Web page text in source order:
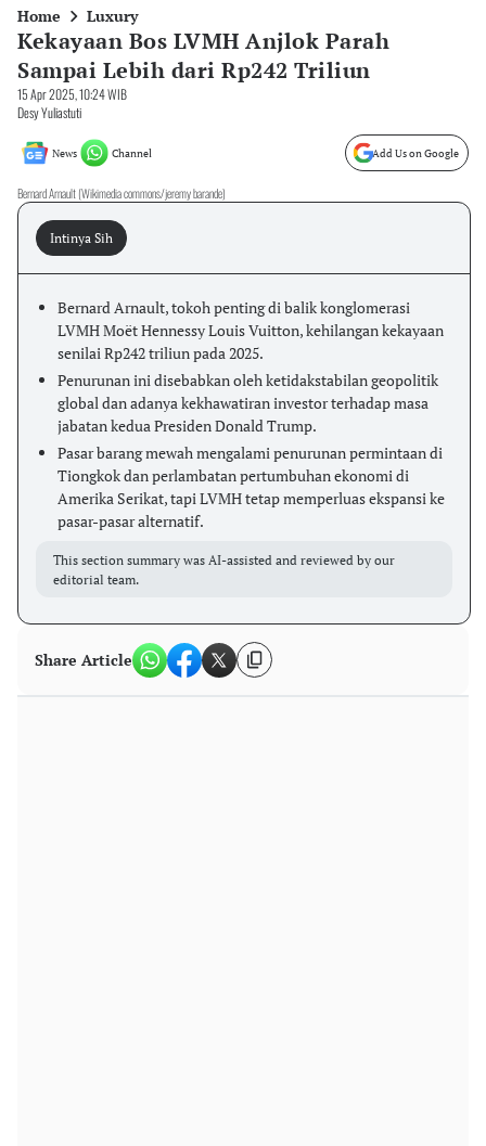
Home Luxury
Kekayaan Bos LVMH Anjlok Parah
Sampai Lebih dari Rp242 Triliun
15 Apr 2025, 10:24 WIB
Desy Yuliastuti
News Channel Add Us on Google
Bernard Arnault (Wikimedia commons/jeremy barande)
Intinya Sih
Bernard Arnault, tokoh penting di balik konglomerasi
LVMH Moët Hennessy Louis Vuitton, kehilangan kekayaan
senilai Rp242 triliun pada 2025.
Penurunan ini disebabkan oleh ketidakstabilan geopolitik
global dan adanya kekhawatiran investor terhadap masa
jabatan kedua Presiden Donald Trump.
Pasar barang mewah mengalami penurunan permintaan di
Tiongkok dan perlambatan pertumbuhan ekonomi di
Amerika Serikat, tapi LVMH tetap memperluas ekspansi ke
pasar-pasar alternatif.
This section summary was AI-assisted and reviewed by our
editorial team.
Share Article